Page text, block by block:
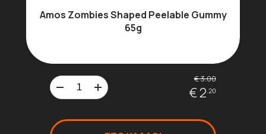
Amos Zombies Shaped Peelable Gummy
65g
€ 3.00
€ 2.20